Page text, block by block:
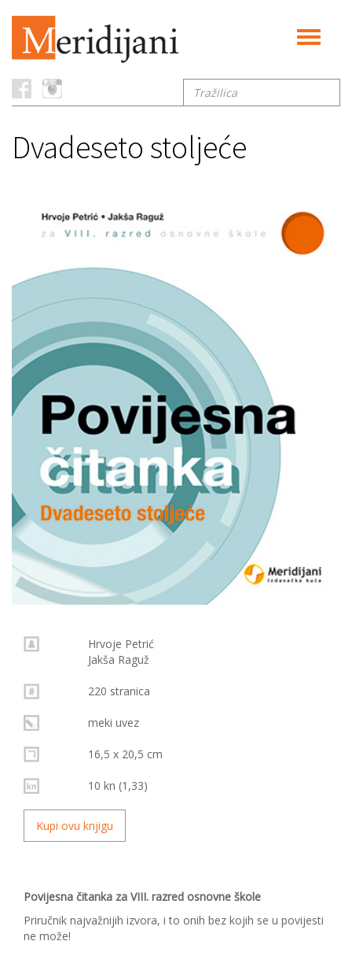
Toggle
Tražilica
Dvadeseto stoljeće
Hrvoje Petrić
Jakša Raguž
220 stranica
meki uvez
16,5 x 20,5 cm
10 kn (1,33)
Kupi ovu knjigu
Povijesna čitanka za VIII. razred osnovne škole
Priručnik najvažnijih izvora, i to onih bez kojih se u povijesti
ne može!